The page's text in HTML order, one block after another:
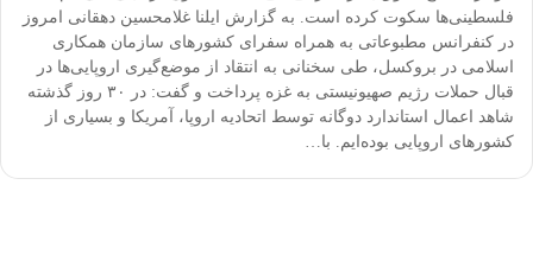
فلسطینی‌ها سکوت کرده است. به گزارش ایلنا غلامحسین دهقانی امروز
در کنفرانس مطبوعاتی به همراه سفرای کشورهای سازمان همکاری
اسلامی در بروکسل، طی سخنانی به انتقاد از موضع‌گیری اروپایی‌ها در
قبال حملات رژیم صهیونیستی به غزه پرداخت و گفت: در ۳۰ روز گذشته
شاهد اعمال استاندارد دوگانه توسط اتحادیه اروپا، آمریکا و بسیاری از
کشورهای اروپایی بوده‌ایم. با…